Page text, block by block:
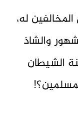
له،
والشاذ
الشيطان